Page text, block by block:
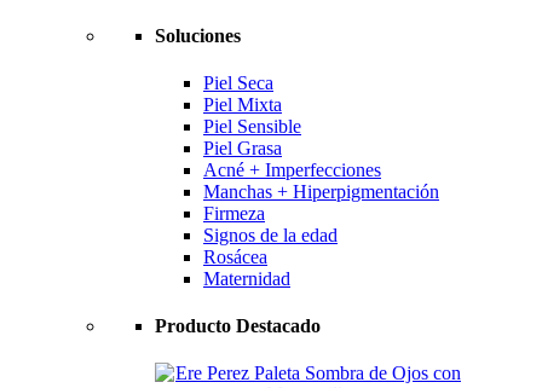
Soluciones
Piel Seca
Piel Mixta
Piel Sensible
Piel Grasa
Acné + Imperfecciones
Manchas + Hiperpigmentación
Firmeza
Signos de la edad
Rosácea
Maternidad
Producto Destacado